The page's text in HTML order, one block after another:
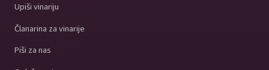
Upiši vinariju
Članarina za vinarije
Piši za nas